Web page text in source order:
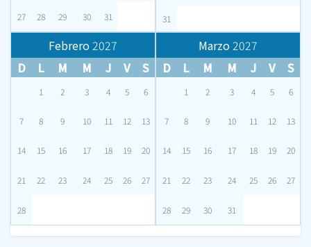
27 28 29 30 31 31
Febrero2027
D
L M M J V S
1 2 3 4 5 6
7 8 9 10 11 12 13
14 15 16 17 18 19 20
21 22 23 24 25 26 27
28
Marzo2027
D
L M M J V S
1 2 3 4 5 6
7 8 9 10 11 12 13
14 15 16 17 18 19 20
21 22 23 24 25 26 27
28 29 30 31